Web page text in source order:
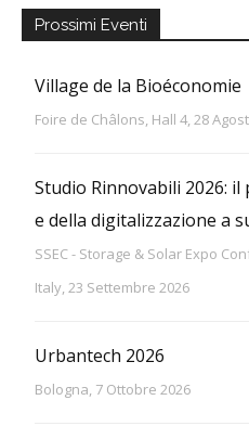
Prossimi Eventi
Village de la Bioéconomie
Foire de Châlons, Hall 4, 28
Studio Rinnovabili 2026:
e della digitalizzazione a
SSEC - Storage & Solar Expo
Italy, 23 Settembre 2026
Urbantech 2026
Bologna, 7 Ottobre 2026